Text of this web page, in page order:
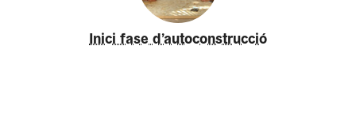
Inici fase d’autoconstrucció